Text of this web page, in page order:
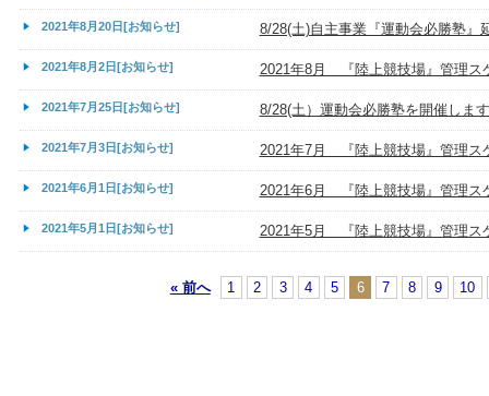
2021年8月20日[お知らせ] 8/28(土)自主事業『運動会必勝塾』
2021年8月2日[お知らせ] 2021年8月 『陸上競技場』管理ス
2021年7月25日[お知らせ] 8/28(土）運動会必勝塾を開催しま
2021年7月3日[お知らせ] 2021年7月 『陸上競技場』管理ス
2021年6月1日[お知らせ] 2021年6月 『陸上競技場』管理ス
2021年5月1日[お知らせ] 2021年5月 『陸上競技場』管理ス
« 前へ 1 2 3 4 5 6 7 8 9 10